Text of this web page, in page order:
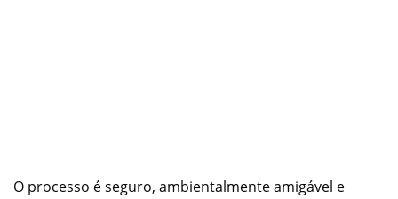
O processo é seguro, ambientalmente amigável e